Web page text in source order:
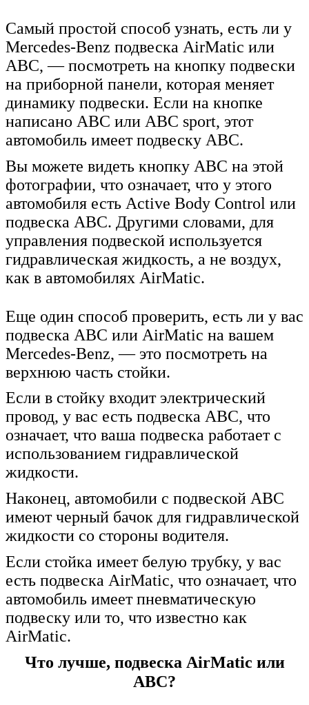
Самый простой способ узнать, есть ли у
Mercedes-Benz подвеска AirMatic или
ABC, — посмотреть на кнопку подвески
на приборной панели, которая меняет
динамику подвески. Если на кнопке
написано ABC или ABC sport, этот
автомобиль имеет подвеску ABC.
Вы можете видеть кнопку ABC на этой
фотографии, что означает, что у этого
автомобиля есть Active Body Control или
подвеска ABC. Другими словами, для
управления подвеской используется
гидравлическая жидкость, а не воздух,
как в автомобилях AirMatic.
Еще один способ проверить, есть ли у вас
подвеска ABC или AirMatic на вашем
Mercedes-Benz, — это посмотреть на
верхнюю часть стойки.
Если в стойку входит электрический
провод, у вас есть подвеска ABC, что
означает, что ваша подвеска работает с
использованием гидравлической
жидкости.
Наконец, автомобили с подвеской ABC
имеют черный бачок для гидравлической
жидкости со стороны водителя.
Если стойка имеет белую трубку, у вас
есть подвеска AirMatic, что означает, что
автомобиль имеет пневматическую
подвеску или то, что известно как
AirMatic.
Что лучше, подвеска AirMatic или
ABC?